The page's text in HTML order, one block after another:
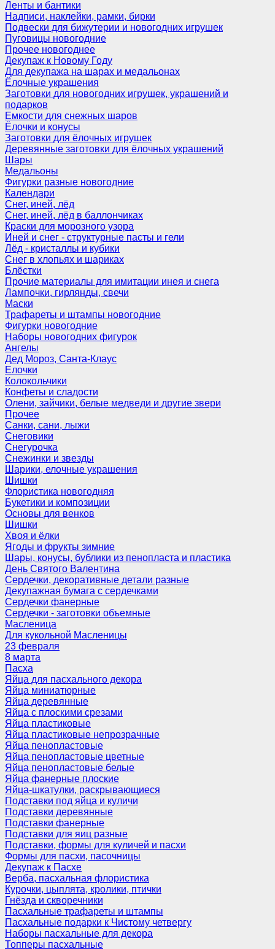
Ленты и бантики
Надписи, наклейки, рамки, бирки
Подвески для бижутерии и новогодних игрушек
Пуговицы новогодние
Прочее новогоднее
Декупаж к Новому Году
Для декупажа на шарах и медальонах
Ёлочные украшения
Заготовки для новогодних игрушек, украшений и
подарков
Емкости для снежных шаров
Ёлочки и конусы
Заготовки для ёлочных игрушек
Деревянные заготовки для ёлочных украшений
Шары
Медальоны
Фигурки разные новогодние
Календари
Снег, иней, лёд
Снег, иней, лёд в баллончиках
Краски для морозного узора
Иней и снег - структурные пасты и гели
Лёд - кристаллы и кубики
Снег в хлопьях и шариках
Блёстки
Прочие материалы для имитации инея и снега
Лампочки, гирлянды, свечи
Маски
Трафареты и штампы новогодние
Фигурки новогодние
Наборы новогодних фигурок
Ангелы
Дед Мороз, Санта-Клаус
Елочки
Колокольчики
Конфеты и сладости
Олени, зайчики, белые медведи и другие звери
Прочее
Санки, сани, лыжи
Снеговики
Снегурочка
Снежинки и звезды
Шарики, елочные украшения
Шишки
Флористика новогодняя
Букетики и композиции
Основы для венков
Шишки
Хвоя и ёлки
Ягоды и фрукты зимние
Шары, конусы, бублики из пенопласта и пластика
День Святого Валентина
Сердечки, декоративные детали разные
Декупажная бумага с сердечками
Сердечки фанерные
Сердечки - заготовки объемные
Масленица
Для кукольной Масленицы
23 февраля
8 марта
Пасха
Яйца для пасхального декора
Яйца миниатюрные
Яйца деревянные
Яйца с плоскими срезами
Яйца пластиковые
Яйца пластиковые непрозрачные
Яйца пенопластовые
Яйца пенопластовые цветные
Яйца пенопластовые белые
Яйца фанерные плоские
Яйца-шкатулки, раскрывающиеся
Подставки под яйца и куличи
Подставки деревянные
Подставки фанерные
Подставки для яиц разные
Подставки, формы для куличей и пасхи
Формы для пасхи, пасочницы
Декупаж к Пасхе
Верба, пасхальная флористика
Курочки, цыплята, кролики, птички
Гнёзда и скворечники
Пасхальные трафареты и штампы
Пасхальные подарки к Чистому четвергу
Наборы пасхальные для декора
Топперы пасхальные